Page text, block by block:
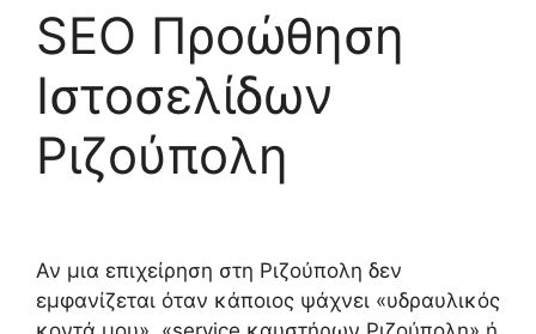
SEO Προώθηση
Ιστοσελίδων
Ριζούπολη
Αν μια επιχείρηση στη Ριζούπολη δεν
εμφανίζεται όταν κάποιος ψάχνει «υδραυλικός